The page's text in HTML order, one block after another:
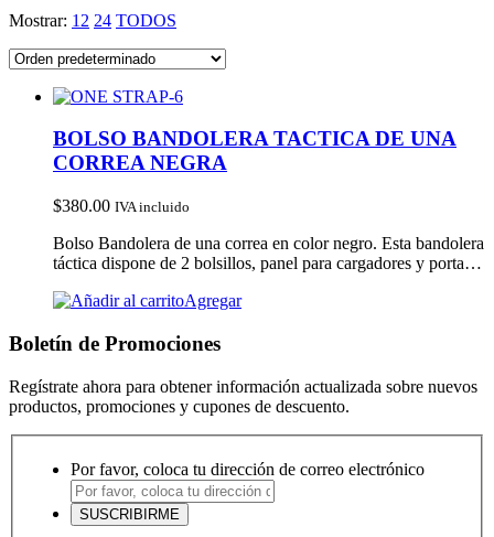
Mostrar: 12 24 TODOS
BOLSO BANDOLERA TACTICA DE UNA
CORREA NEGRA
$380.00 IVA incluido
Bolso Bandolera de una correa en color negro. Esta bandolera
táctica dispone de 2 bolsillos, panel para cargadores y porta…
Agregar
Boletín de Promociones
Regístrate ahora para obtener información actualizada sobre nuevos
productos, promociones y cupones de descuento.
Por favor, coloca tu dirección de correo electrónico